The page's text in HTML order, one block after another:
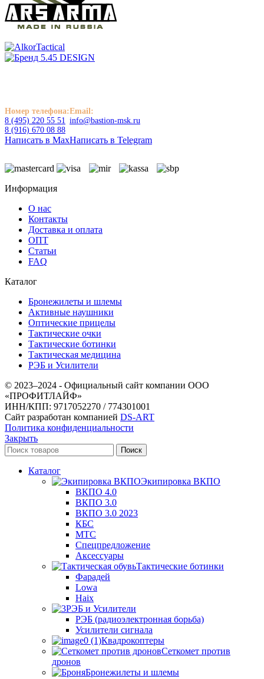
Номер телефона:
8 (495) 220 55 51
8 (916) 670 08 88
Email:
info@bastion-msk.ru
Написать в MaxНаписать в Telegram
Информация
О нас
Контакты
Доставка и оплата
ОПТ
Статьи
FAQ
Каталог
Бронежилеты и шлемы
Активные наушники
Оптические прицелы
Тактические очки
Тактические ботинки
Тактическая медицина
РЭБ и Усилители
© 2023–2024 - Официальный сайт компании ООО
«ПРОФИТЛАЙФ»
ИНН/КПП: 9717052270 / 774301001
Сайт разработан компанией DS-ART
Политика конфиденциальности
Закрыть
Поиск
Каталог
Экипировка ВКПО
ВКПО 4.0
ВКПО 3.0
ВКПО 3.0 2023
КБС
МТС
Спецпредложение
Аксессуары
Тактические ботинки
Фарадей
Lowa
Haix
РЭБ и Усилители
РЭБ (радиоэлектронная борьба)
Усилители сигнала
Квадрокоптеры
Сеткомет против
дронов
Бронежилеты и шлемы